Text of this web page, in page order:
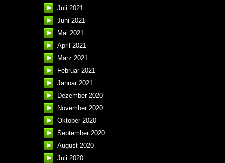
Juli 2021
Juni 2021
Mai 2021
April 2021
März 2021
Februar 2021
Januar 2021
Dezember 2020
November 2020
Oktober 2020
September 2020
August 2020
Juli 2020